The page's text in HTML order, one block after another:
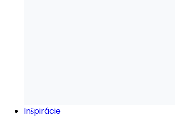
Inšpirácie